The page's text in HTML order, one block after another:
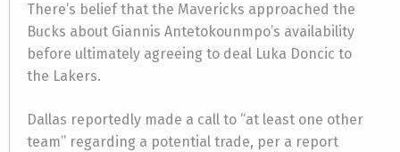
There’s belief that the Mavericks approached the
Bucks about Giannis Antetokounmpo’s availability
before ultimately agreeing to deal Luka Doncic to
the Lakers.
Dallas reportedly made a call to “at least one other
team” regarding a potential trade, per a report